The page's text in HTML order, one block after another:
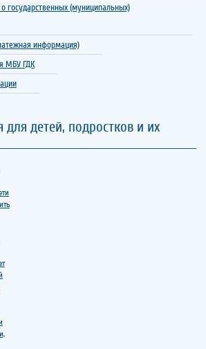
государственных (муниципальных)
информация)
МБУ ГДК
детей, подростков и их